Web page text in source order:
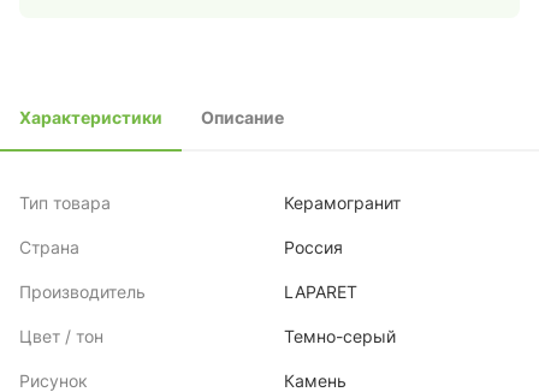
Характеристики Описание
Тип товара Керамогранит
Страна Россия
Производитель LAPARET
Цвет / тон Темно-серый
Рисунок Камень